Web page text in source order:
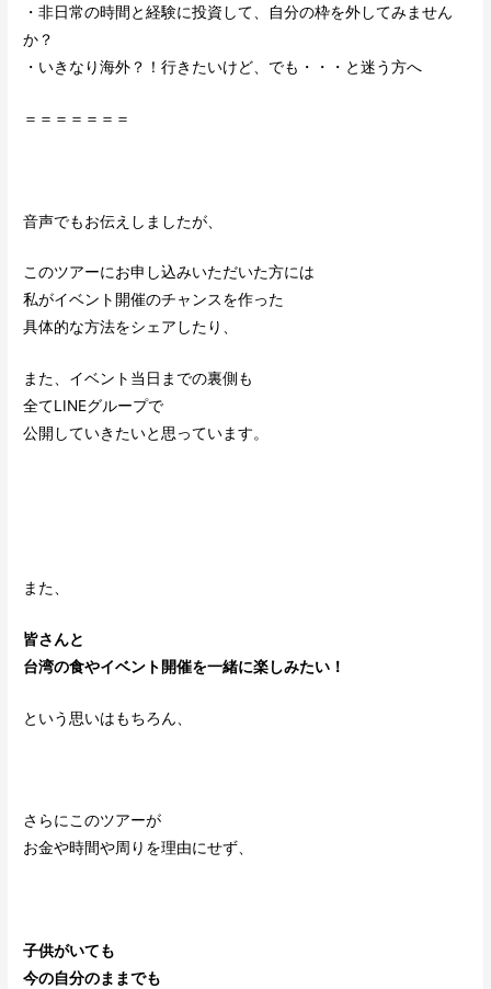
・非日常の時間と経験に投資して、自分の枠を外してみません
か？
・いきなり海外？！行きたいけど、でも・・・と迷う方へ
＝＝＝＝＝＝＝
音声でもお伝えしましたが、
このツアーにお申し込みいただいた方には
私がイベント開催のチャンスを作った
具体的な方法をシェアしたり、
また、イベント当日までの裏側も
全てLINEグループで
公開していきたいと思っています。
また、
皆さんと
台湾の食やイベント開催を一緒に楽しみたい！
という思いはもちろん、
さらにこのツアーが
お金や時間や周りを理由にせず、
子供がいても
今の自分のままでも